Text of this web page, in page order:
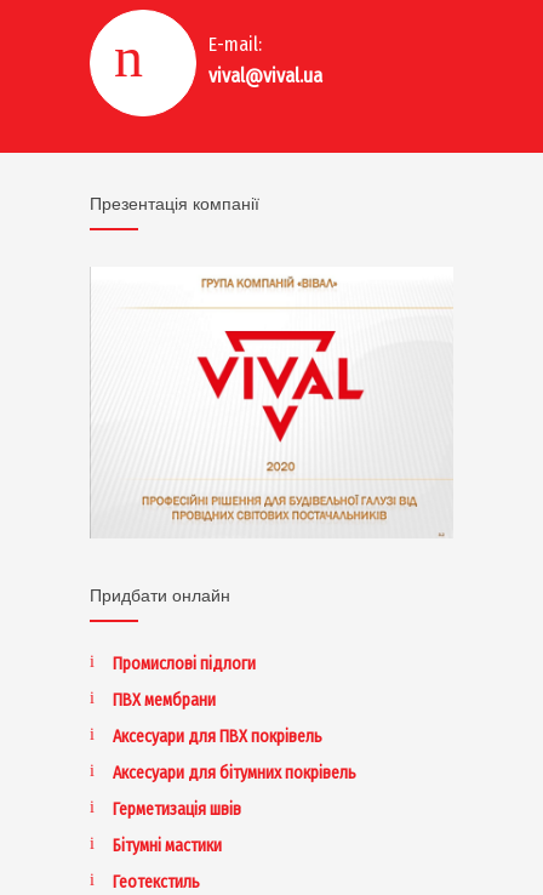
E-mail:
vival@vival.ua
Презентація компанії
Придбати онлайн
Промислові підлоги
ПВХ мембрани
Аксесуари для ПВХ покрівель
Аксесуари для бітумних покрівель
Герметизація швів
Бітумні мастики
Геотекстиль